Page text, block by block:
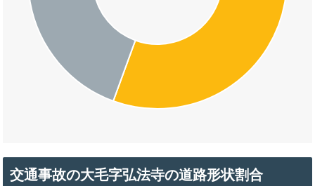
交通事故の大毛字弘法寺の道路形状割合